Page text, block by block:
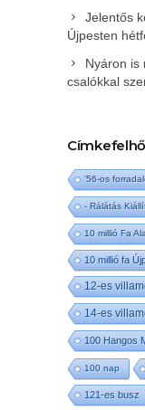
Jelentős
Újpesten
Nyáron is
csalókkal
Címkefelhő
'56-os
- Rálátás
10 millió Fa
10 millió fa
12-es
14-es
100 Hangos
100 nap
121-es busz